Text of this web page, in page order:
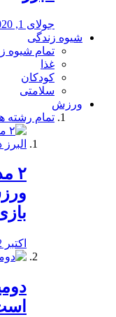
جولای 1, 2020
شیوه زندگی
تمام شیوه
غذا
کودکان
سلامتی
ورزش
تمام رشته
اکتبر 12, 2023